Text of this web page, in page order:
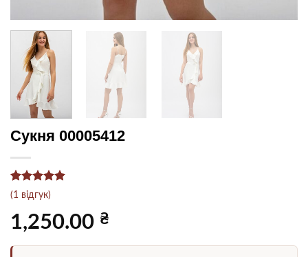
Сукня 00005412
Рейтинг
з 5 на
основі
опитування
1
покупця
(1 відгук)
1,250.00 ₴